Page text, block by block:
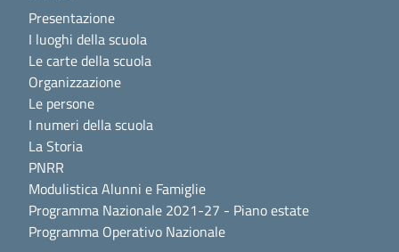
Presentazione
I luoghi della scuola
Le carte della scuola
Organizzazione
Le persone
I numeri della scuola
La Storia
PNRR
Modulistica Alunni e Famiglie
Programma Nazionale 2021-27 - Piano estate
Programma Operativo Nazionale